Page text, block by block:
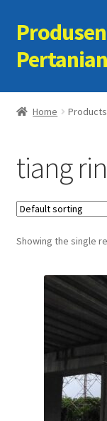
Skip
to
navigation
Skip
to
content
Pertanian
Home
Cart
Checkout
Kontak Kami
My account
Sample Page
Home
tiang
Showing the single